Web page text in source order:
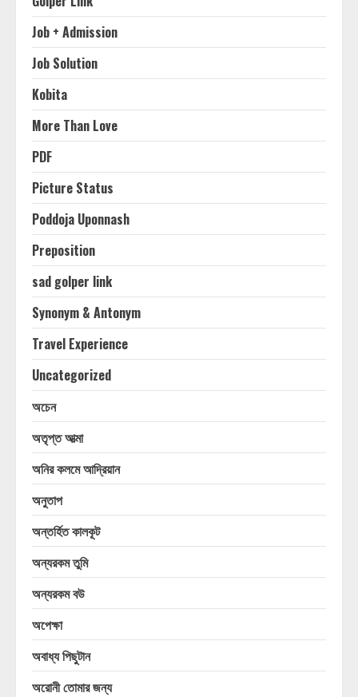
Job + Admission
Job Solution
Kobita
More Than Love
PDF
Picture Status
Poddoja Uponnash
Preposition
sad golper link
Synonym & Antonym
Travel Experience
Uncategorized
অচেন
অতৃপ্ত আত্মা
অনির কলমে আদ্রিয়ান
অনুতাপ
অন্তর্হিত কালকূট
অন্যরকম তুমি
অন্যরকম বউ
অপেক্ষা
অবাধ্য পিছুটান
অরোনী তোমার জন্য